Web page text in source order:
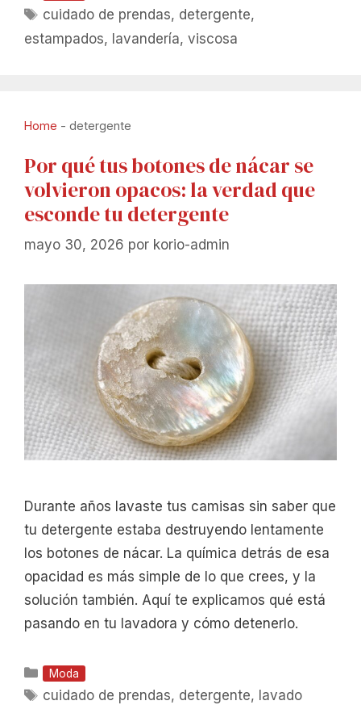
Etiquetas
cuidado de prendas, detergente,
estampados, lavandería, viscosa
Home - detergente
Por qué tus botones de nácar se
volvieron opacos: la verdad que
esconde tu detergente
mayo 30, 2026 por korio-admin
Durante años lavaste tus camisas sin saber que
tu detergente estaba destruyendo lentamente
los botones de nácar. La química detrás de esa
opacidad es más simple de lo que crees, y la
solución también. Aquí te explicamos qué está
pasando en tu lavadora y cómo detenerlo.
Categorías
Moda
Etiquetas
cuidado de prendas, detergente, lavado